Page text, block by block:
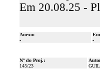
Em 20.08.25 -
Anexo:
-
-
Nº do Proj.:
145/23